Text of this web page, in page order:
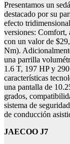
Presentamos un
destacado por su
efecto
versiones: Comfort,
con un valor de
Nm).
una parrilla
1.6 T, 197 HP y
características
una pantalla de
grados,
sistema de
de conducción
JAECOO J7